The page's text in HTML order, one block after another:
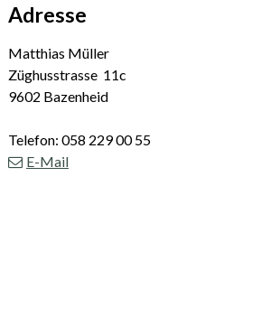
Adresse
Matthias Müller
Züghusstrasse 11c
9602 Bazenheid
Telefon: 058 229 00 55
E-Mail